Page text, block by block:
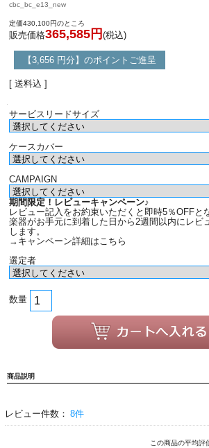
cbc_bc_e13_new
定価430,100円のところ
販売価格365,585円 (税込)
【3,656 円分】のポイントご進呈
[ 送料込 ]
サービスリードサイズ
ケースカバー
CAMPAIGN
期間限定！レビューキャンペーン♪
レビュー記入をお約束いただくと即時5％OFFと
楽器がお手元に到着した日から2週間以内にレビ
します。
→キャンペーン詳細はこちら
選定者
数量
商品説明
レビュー件数： 8件
この商品の平均評